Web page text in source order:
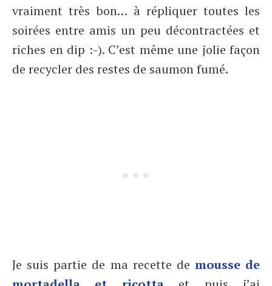
vraiment très bon… à répliquer toutes les
soirées entre amis un peu décontractées et
riches en dip :-). C’est même une jolie façon
de recycler des restes de saumon fumé.
Je suis partie de ma recette de mousse de